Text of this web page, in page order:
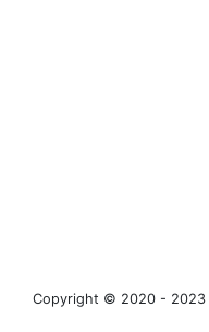
Copyright © 2020 - 2023